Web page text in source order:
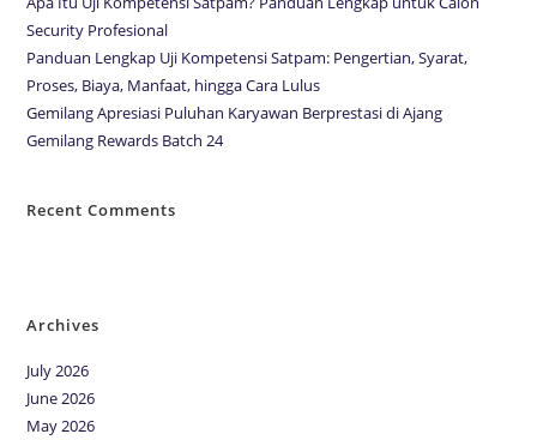
Security Profesional
Panduan Lengkap Uji Kompetensi Satpam: Pengertian, Syarat,
Proses, Biaya, Manfaat, hingga Cara Lulus
Gemilang Apresiasi Puluhan Karyawan Berprestasi di Ajang
Gemilang Rewards Batch 24
Recent Comments
Archives
July 2026
June 2026
May 2026